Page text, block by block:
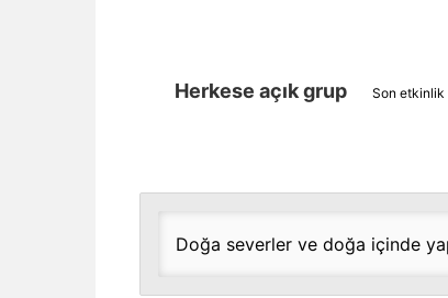
Herkese açık grup Son etkinlik
Doğa severler ve doğa içinde